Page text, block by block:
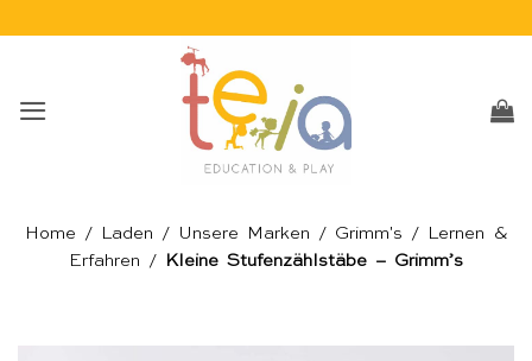
Home / Laden / Unsere Marken / Grimm's /
Lernen &
Erfahren / Kleine Stufenzählstäbe – Grimm’s